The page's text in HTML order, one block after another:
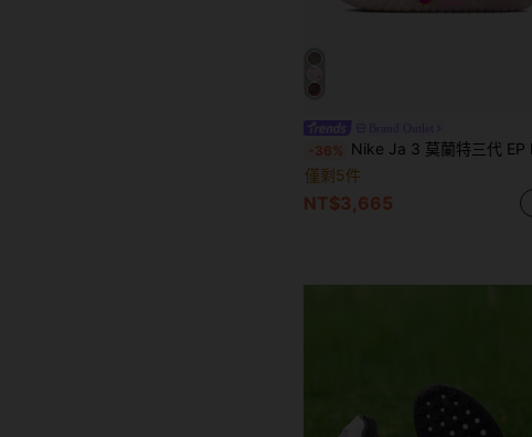
-36% Nike Ja 3 莫蘭特三代 EP BB-JA 舒適耐用 籃球
僅剩5件
NT$3,665